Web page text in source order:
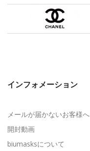
インフォメーション
メールが届かないお客様へ
開封動画
biumasksについて